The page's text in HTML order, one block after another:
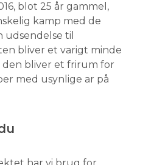
blot 25 år gammel,
kamp med de
udsendelse til
bliver et varigt minde
den bliver et frirum for
med usynlige ar på